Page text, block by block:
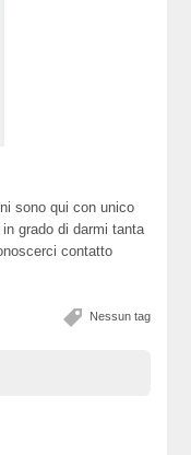
sono qui con unico
grado di darmi tanta
contatto
Nessun tag